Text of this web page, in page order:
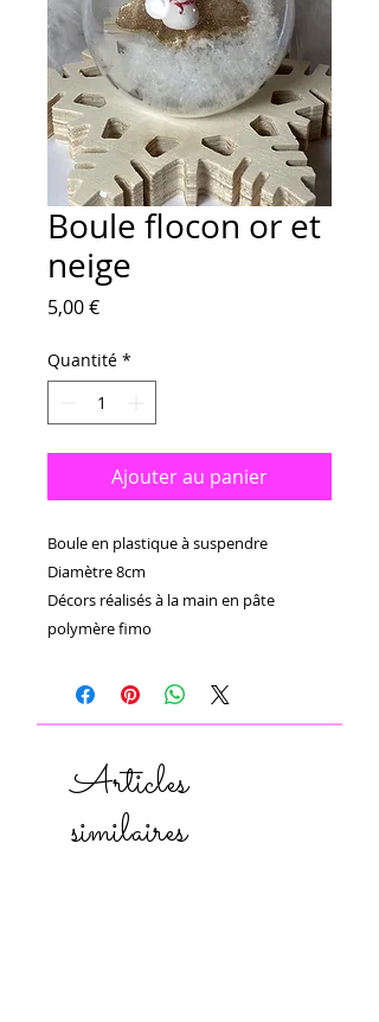
Boule flocon or et
neige
5,00 €Prix
Quantité *
Ajouter au panier
Boule en plastique à suspendre
Diamètre 8cm
Décors réalisés à la main en pâte
polymère fimo
Articles
similaires